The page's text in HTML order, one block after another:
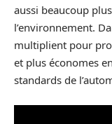
aussi beaucoup plus
l’environnement.
multiplient pour
et plus économes
standards de